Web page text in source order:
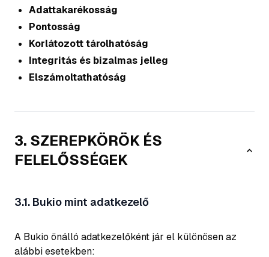
Adattakarékosság
Pontosság
Korlátozott tárolhatóság
Integritás és bizalmas jelleg
Elszámoltathatóság
3. SZEREPKÖRÖK ÉS
FELELŐSSÉGEK
3.1. Bukio mint adatkezelő
A Bukio önálló adatkezelőként jár el különösen az
alábbi esetekben: